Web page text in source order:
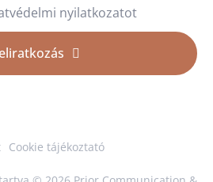
nyilatkozatot
Cookie tájékoztató